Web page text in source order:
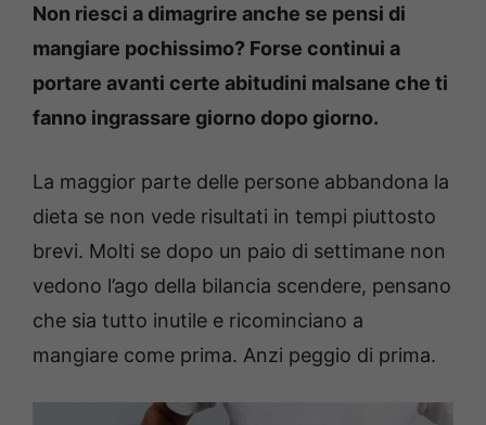
Non riesci a dimagrire anche se pensi di
mangiare pochissimo? Forse continui a
portare avanti certe abitudini malsane che ti
fanno ingrassare giorno dopo giorno.
La maggior parte delle persone abbandona la
dieta se non vede risultati in tempi piuttosto
brevi. Molti se dopo un paio di settimane non
vedono l’ago della bilancia scendere, pensano
che sia tutto inutile e ricominciano a
mangiare come prima. Anzi peggio di prima.